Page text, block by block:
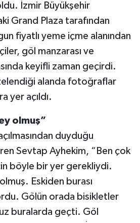
İzmir Büyükşehir
Grand Plaza tarafından
fiyatlı yeme içme alanından
göl manzarası ve
keyifli zaman geçirdi.
alanda fotoğraflar
yer açıldı.
olmuş”
duyduğu
Sevtap Ayhekim, “Ben çok
böyle bir yer gerekliydi.
Eskiden burası
Gölün orada bisikletler
buralarda geçti. Göl